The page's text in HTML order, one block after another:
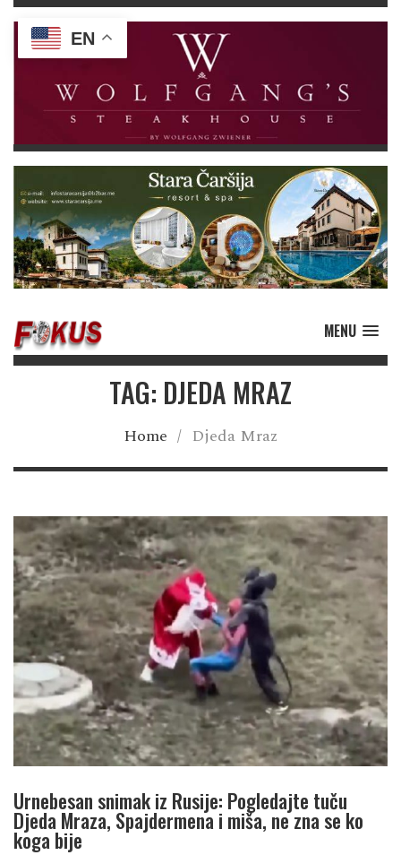
MENU
TAG: DJEDA MRAZ
Home / Djeda Mraz
Urnebesan snimak iz Rusije: Pogledajte tuču
Djeda Mraza, Spajdermena i miša, ne zna se ko
koga bije
EN